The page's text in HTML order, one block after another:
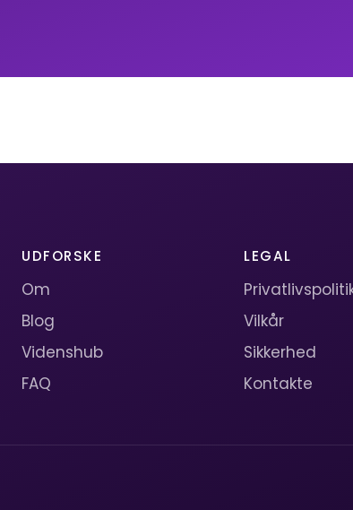
UDFORSKE
Om
Blog
Videnshub
FAQ
LEGAL
Vilkår
Sikkerhed
Kontakte